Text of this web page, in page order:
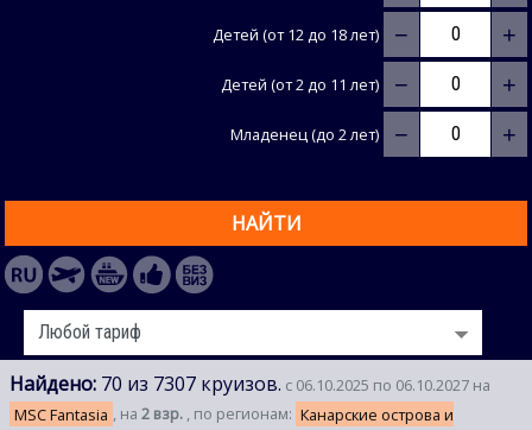
Детей (от 12 до 18 лет) − +
Детей (от 2 до 11 лет) − +
Младенец (до 2 лет) − +
НАЙТИ
Найдено: 70 из 7307 круизов. с 06.10.2025 по 06.10.2027 на
MSC Fantasia , на 2 взр. , по регионам: Канарские острова и